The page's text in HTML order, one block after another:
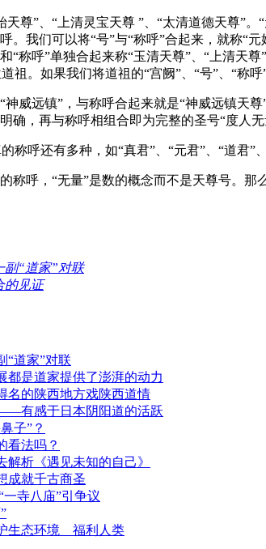
尊”、“上清灵宝天尊 ”、“太清道德天尊”
。我们可以将“号”与“称呼”合起来，就称“
“称呼”单独合起来称“玉清天尊”、“上清天
祖。如果我们将道祖的“宫阙”、“号”、“称
神威远镇”，与称呼合起来就是“神威远镇天
确，再与称呼相组合即为完整的圣号“度人无
称呼还有多种，如“真君”、“元君”、“道君”
称呼，“无量”是数的概念而不是天尊号。
副“道家”对联
的见证
“道家”对联
都是道家提供了澎湃的动力
名的陕西地方戏陕西道情
有感于日本阴阳道的活跃
子”？
看法吗？
解析《遇见未知的自己》
成就千古商圣
寺八庙”引争议
生态环境 福利人类